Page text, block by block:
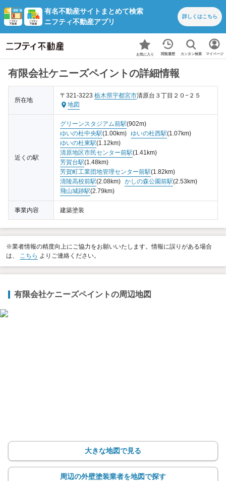
有名不動産サイトまとめて検索
ニフティ不動産アプリ
詳しくはこちら
お気に入り 閲覧履歴 カンタン検索 マイページ
有限会社ケニーズペイントの詳細情報
所在地
〒321-3223 栃木県宇都宮市清原台３丁目２０−２５
地図
近くの駅
グリーンスタジアム前駅(902m)
ゆいの杜中央駅(1.00km) ゆいの杜西駅(1.07km)
ゆいの杜東駅(1.12km)
清原地区市民センター前駅(1.41km)
芳賀台駅(1.48km)
芳賀町工業団地管理センター前駅(1.82km)
清陵高校前駅(2.08km) かしの森公園前駅(2.53km)
飛山城跡駅(2.79km)
事業内容 建築塗装
※業者情報の精度向上にご協力をお願いいたします。情報に誤りがある場合
は、 こちら よりご連絡ください。
有限会社ケニーズペイントの周辺地図
大きな地図で見る
周辺の外壁塗装業者を地図で探す